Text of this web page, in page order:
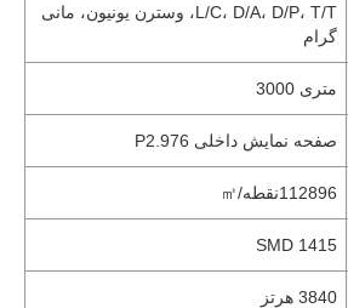
L/C، D/A، D/P، T/T، وسترن یونیون، مانی
گرام
متری 3000
صفحه نمایش داخلی P2.976
112896نقطه/㎡
SMD 1415
3840 هرتز